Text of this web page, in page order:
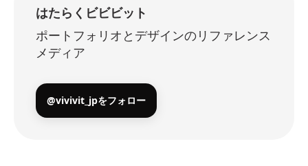
はたらくビビビット
ポートフォリオとデザインのリファレンス
メディア
@vivivit_jpをフォロー